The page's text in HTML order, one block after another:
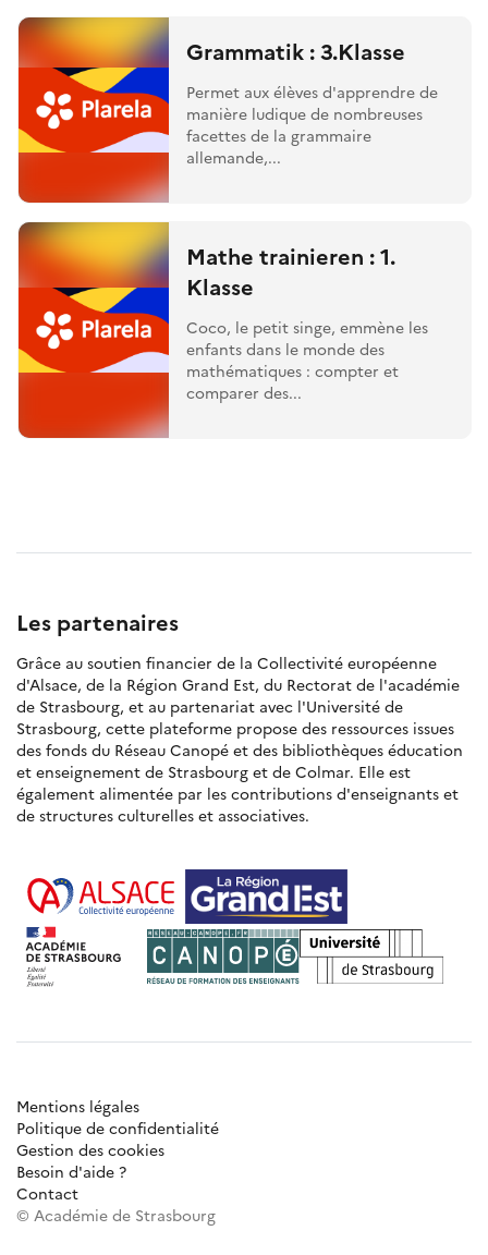
Grammatik : 3.Klasse
Permet aux élèves d'apprendre de
manière ludique de nombreuses
facettes de la grammaire
allemande,...
Mathe trainieren : 1.
Klasse
Coco, le petit singe, emmène les
enfants dans le monde des
mathématiques : compter et
comparer des...
Les partenaires
Grâce au soutien financier de la Collectivité européenne
d'Alsace, de la Région Grand Est, du Rectorat de l'académie
de Strasbourg, et au partenariat avec l'Université de
Strasbourg, cette plateforme propose des ressources issues
des fonds du Réseau Canopé et des bibliothèques éducation
et enseignement de Strasbourg et de Colmar. Elle est
également alimentée par les contributions d'enseignants et
de structures culturelles et associatives.
© Académie de Strasbourg
Mentions légales
Politique de confidentialité
Gestion des cookies
Besoin d'aide ?
Contact